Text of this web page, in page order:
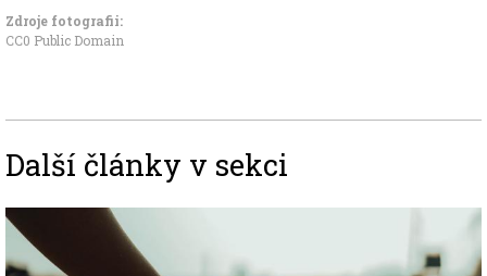
Zdroje fotografii:
CC0 Public Domain
Další články v sekci
Image